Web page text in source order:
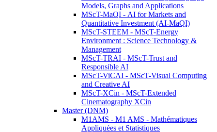
Models, Graphs and Applications
MScT-MaQI - AI for Markets and
Quantitative Investment (AI-MaQI)
MScT-STEEM - MScT-Energy
Environment : Science Technology &
Management
MScT-TRAI - MScT-Trust and
Responsible AI
MScT-ViCAI - MScT-Visual Computing
and Creative AI
MScT-XCin - MScT-Extended
Cinematography XCin
Master (DNM)
M1AMS - M1 AMS - Mathématiques
Appliquées et Statistiques